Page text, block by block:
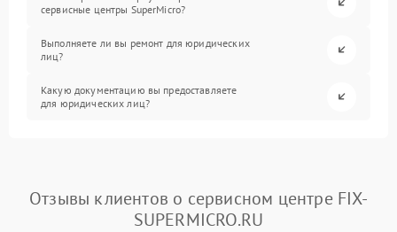
сервисные центры SuperMicro?
Выполняете ли вы ремонт для юридических
лиц?
Какую документацию вы предоставляете
для юридических лиц?
Отзывы клиентов о сервисном центре FIX-
SUPERMICRO.RU